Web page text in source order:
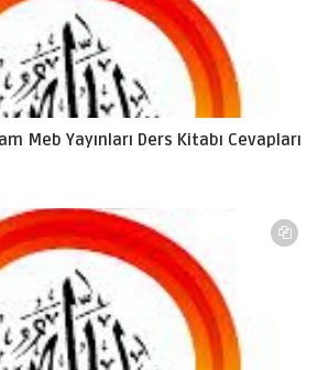
Meb Yayınları Ders Kitabı Cevapları